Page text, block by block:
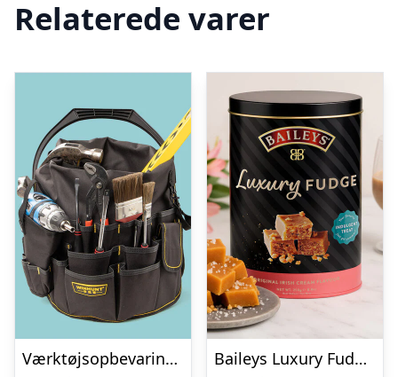
Relaterede varer
Værktøjsopbevaring til spand
Baileys Luxury Fudge 250 gram